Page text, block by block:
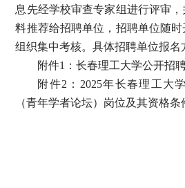
息先经学校审查专家组进行评审
料推荐给招聘单位， 招聘单位随
组织集中考核。具体招聘单位报名
附件1：长春理工大学公开招
附件2： 2025年长春理工大
（青年学者论坛）岗位及其资格条